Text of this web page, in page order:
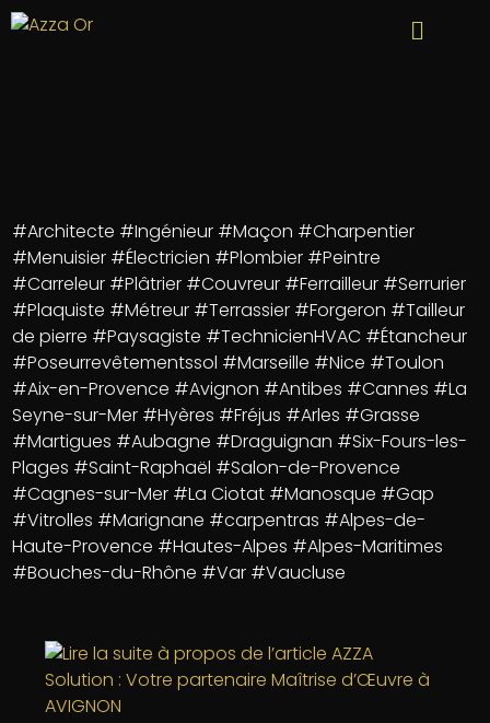
#Architecte #Ingénieur #Maçon #Charpentier
#Menuisier #Électricien #Plombier #Peintre
#Carreleur #Plâtrier #Couvreur #Ferrailleur #Serrurier
#Plaquiste #Métreur #Terrassier #Forgeron #Tailleur
de pierre #Paysagiste #TechnicienHVAC #Étancheur
#Poseurrevêtementssol #Marseille #Nice #Toulon
#Aix-en-Provence #Avignon #Antibes #Cannes #La
Seyne-sur-Mer #Hyères #Fréjus #Arles #Grasse
#Martigues #Aubagne #Draguignan #Six-Fours-les-
Plages #Saint-Raphaël #Salon-de-Provence
#Cagnes-sur-Mer #La Ciotat #Manosque #Gap
#Vitrolles #Marignane #carpentras #Alpes-de-
Haute-Provence #Hautes-Alpes #Alpes-Maritimes
#Bouches-du-Rhône #Var #Vaucluse